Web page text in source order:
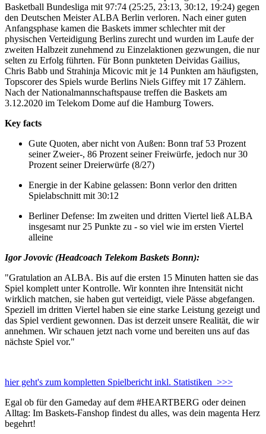
Basketball Bundesliga mit 97:74 (25:25, 23:13, 30:12, 19:24) gegen
den Deutschen Meister ALBA Berlin verloren. Nach einer guten
Anfangsphase kamen die Baskets immer schlechter mit der
physischen Verteidigung Berlins zurecht und wurden im Laufe der
zweiten Halbzeit zunehmend zu Einzelaktionen gezwungen, die nur
selten zu Erfolg führten. Für Bonn punkteten Deividas Gailius,
Chris Babb und Strahinja Micovic mit je 14 Punkten am häufigsten,
Topscorer des Spiels wurde Berlins Niels Giffey mit 17 Zählern.
Nach der Nationalmannschaftspause treffen die Baskets am
3.12.2020 im Telekom Dome auf die Hamburg Towers.
Key facts
Gute Quoten, aber nicht von Außen: Bonn traf 53 Prozent
seiner Zweier-, 86 Prozent seiner Freiwürfe, jedoch nur 30
Prozent seiner Dreierwürfe (8/27)
Energie in der Kabine gelassen: Bonn verlor den dritten
Spielabschnitt mit 30:12
Berliner Defense: Im zweiten und dritten Viertel ließ ALBA
insgesamt nur 25 Punkte zu - so viel wie im ersten Viertel
alleine
Igor Jovovic (Headcoach Telekom Baskets Bonn):
"Gratulation an ALBA. Bis auf die ersten 15 Minuten hatten sie das
Spiel komplett unter Kontrolle. Wir konnten ihre Intensität nicht
wirklich matchen, sie haben gut verteidigt, viele Pässe abgefangen.
Speziell im dritten Viertel haben sie eine starke Leistung gezeigt und
das Spiel verdient gewonnen. Das ist derzeit unsere Realität, die wir
annehmen. Wir schauen jetzt nach vorne und bereiten uns auf das
nächste Spiel vor."
hier geht's zum kompletten Spielbericht inkl. Statistiken >>>
Egal ob für den Gameday auf dem #HEARTBERG oder deinen
Alltag: Im Baskets-Fanshop findest du alles, was dein magenta Herz
begehrt!